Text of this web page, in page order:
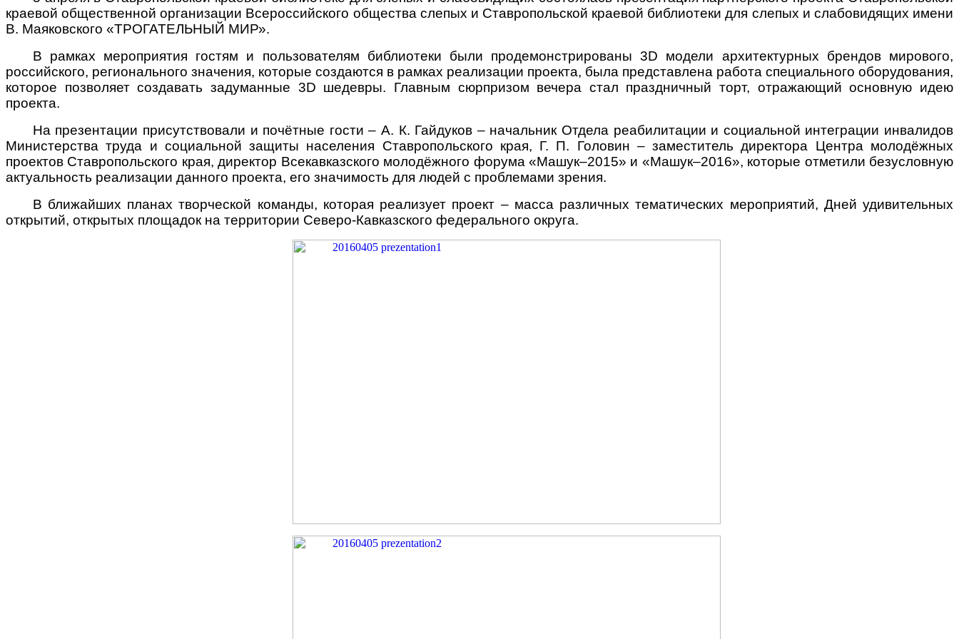
краевой общественной организации Всероссийского общества слепых и Ставропольской краевой библиотеки для слепых и слабовидящих имени
В. Маяковского «ТРОГАТЕЛЬНЫЙ МИР».
В рамках мероприятия гостям и пользователям библиотеки были продемонстрированы 3D модели архитектурных брендов мирового,
российского, регионального значения, которые создаются в рамках реализации проекта, была представлена работа специального оборудования,
которое позволяет создавать задуманные 3D шедевры. Главным сюрпризом вечера стал праздничный торт, отражающий основную идею
проекта.
На презентации присутствовали и почётные гости – А. К. Гайдуков – начальник Отдела реабилитации и социальной интеграции инвалидов
Министерства труда и социальной защиты населения Ставропольского края, Г. П. Головин – заместитель директора Центра молодёжных
проектов Ставропольского края, директор Всекавказского молодёжного форума «Машук–2015» и «Машук–2016», которые отметили безусловную
актуальность реализации данного проекта, его значимость для людей с проблемами зрения.
В ближайших планах творческой команды, которая реализует проект – масса различных тематических мероприятий, Дней удивительных
открытий, открытых площадок на территории Северо-Кавказского федерального округа.